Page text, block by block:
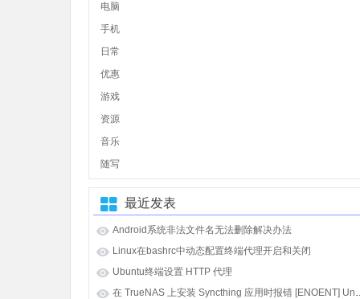
电脑
手机
日常
优惠
游戏
资源
音乐
随写
最近发表
Android系统非法文件名无法删除解决办法
Linux在bashrc中动态配置终端代理开启和关闭
Ubuntu终端设置 HTTP 代理
在 TrueNAS 上安装